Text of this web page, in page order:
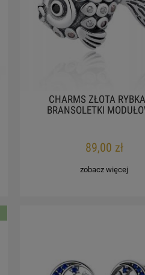
CHARMS ZŁOTA
BRANSOLETKI
89,00 zł
zobacz więcej